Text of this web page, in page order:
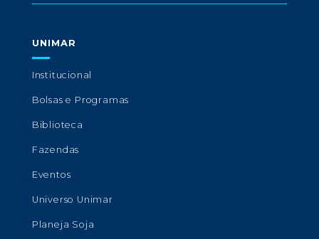
UNIMAR
Institucional
Bolsas e Programas
Biblioteca
Fazendas
Eventos
Universo Unimar
Planeja Soja